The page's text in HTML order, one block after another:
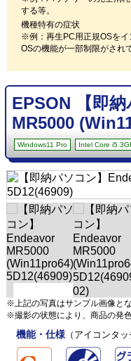
する等。
機種特有の症状
※例：再生PC用正規OSをイ
OSの機能が一部制限がされ
EPSON 【即
MR5000
Windows11 Pro Intel Core i5
※上記の写真はサンプル画像と
※撮影の状態により、商品の発
機能・仕様（アイコンタッ